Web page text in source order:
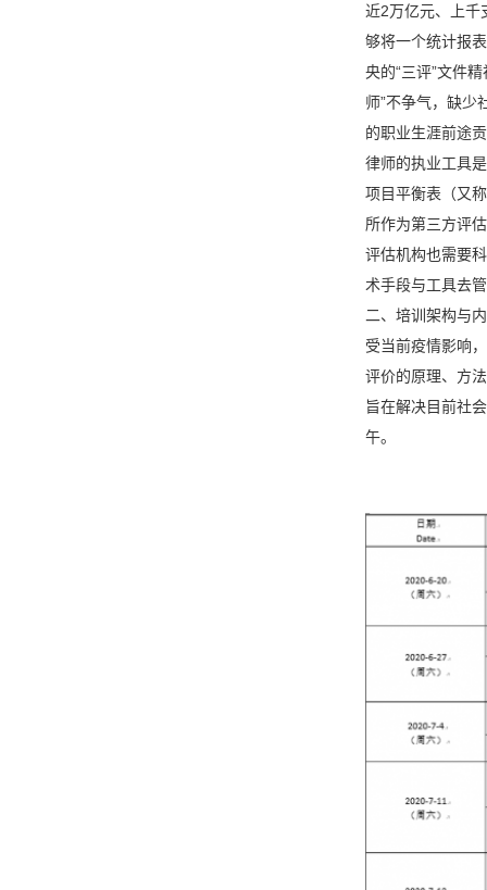
近2万亿元、上千
够将一个统计报
央的“三评”文件
师”不争气，缺少
的职业生涯前途
律师的执业工具
项目平衡表（又
所作为第三方评
评估机构也需要
术手段与工具去
二、培训架构与
受当前疫情影响
评价的原理、方
旨在解决目前社
午。